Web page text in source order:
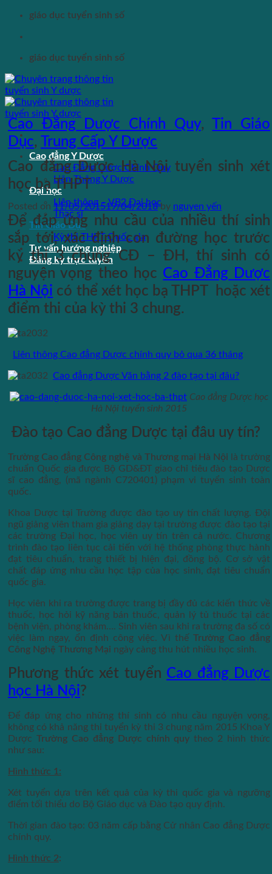
Skip
content
giáo dục tuyển sinh số
giáo dục tuyển sinh số
Cao đẳng Y Dược
Cao Đẳng Dược Chính Quy
Liên Thông Y Dược
Đại học
Liên thông – VB2 Đại học
Thạc sĩ
Tin Giáo Dục
Kỳ thi THPT Quốc gia
Tư vấn hướng nghiệp
Đăng ký trực tuyến
Cao Đẳng Dược Chính Quy,
Tin Giáo
Dục,
Trung Cấp Y Dược
Cao đẳng Dược Hà Nội tuyển sinh xét
học bạ THPT
Posted on 11/05/201519/04/2018by nguyen yến
Để đáp ứng nhu cầu của nhiều thí sinh
sắp tới, xác định con đường học trước
kỳ thi 3 chung CĐ – ĐH, thí sinh có
nguyện vọng theo học Cao Đẳng Dược
Hà Nội có thể xét học bạ THPT hoặc xét
điểm thi của kỳ thi 3 chung.
Liên thông Cao đẳng Dược chính quy bỏ qua 36 tháng
Cao đẳng Dược Văn bằng 2 đào tạo tại đâu?
Cao đẳng Dược học
Hà Nội tuyển sinh 2015
Đào tạo Cao đẳng Dược tại đâu uy tín?
Trường Cao đẳng Công nghệ và Thương mại Hà Nội là trường
chuẩn Quốc gia được Bộ GD&ĐT giao chỉ tiêu đào tạo Dược
sĩ cao đẳng, (mã ngành C720401) phạm vi tuyển sinh toàn
quốc.
Khoa Dược tại Trường được đào tạo uy tín chất lượng. Đội
ngũ giảng viên tham gia giảng dạy tại trường được đào tạo tại
các trường Đại học, học viên uy tín trên cả nước. Chương
trình đào tạo liên tục cải tiến với hệ thống phòng thực hành
đạt tiêu chuẩn, trang thiết bị hiện đại, đồng bộ. Cơ sở vật
chất đáp ứng nhu cầu học tập của học sinh, đạt tiêu chuẩn
quốc gia.
Học viên khi ra trường được trang bị đầy đủ các kiến thức về
thuốc, học hỏi kỹ năng bán thuốc, quản lý tủ thuốc tại các
bệnh viện, phòng khám…. Sinh viên sau khi ra trường đa số có
việc làm ngay, ổn định công việc. Vì thế Trường Cao đẳng
Công Nghệ Thương Mại ngày càng thu hút nhiều học sinh.
Phương thức xét tuyển Cao đẳng Dược
học Hà Nội?
Để đáp ứng cho những thí sinh có nhu cầu nguyện vọng,
không có khả năng thi tuyển kỳ thi 3 chung năm 2015 Khoa Y
Dược Trường Cao đẳng Dược chính quy theo 2 hình thức
như sau:
Hình thức 1:
Xét tuyển dựa trên kết quả của kỳ thi quốc gia và ngưỡng
điểm tối thiểu do Bộ Giáo dục và Đào tạo quy định.
Thời gian đào tạo: 03 năm cấp bằng Cử nhân Cao đẳng Dược
chính quy.
Hình thức 2: